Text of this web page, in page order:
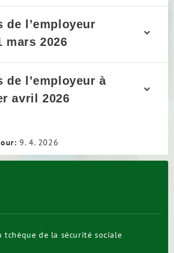
de l’employeur
mars 2026
de l’employeur à
avril 2026
9. 4. 2026
de la sécurité sociale